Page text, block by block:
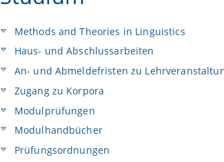
Methods and Theories in Linguistics
Haus- und Abschlussarbeiten
An- und Abmeldefristen zu
Zugang zu Korpora
Modulprüfungen
Modulhandbücher
Prüfungsordnungen